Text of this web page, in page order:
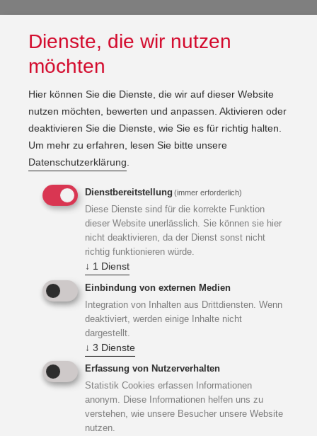
Dienste, die wir nutzen
möchten
Hier können Sie die Dienste, die wir auf dieser Website
nutzen möchten, bewerten und anpassen. Aktivieren oder
deaktivieren Sie die Dienste, wie Sie es für richtig halten.
Um mehr zu erfahren, lesen Sie bitte unsere
Datenschutzerklärung
Dienstbereitstellung(immer erforderlich)
Diese Dienste sind für die korrekte Funktion
dieser Website unerlässlich. Sie können sie hier
nicht deaktivieren, da der Dienst sonst nicht
richtig funktionieren würde.
↓ 1 Dienst
Einbindung von externen Medien
Integration von Inhalten aus Drittdiensten. Wenn
deaktiviert, werden einige Inhalte nicht
dargestellt.
↓ 3 Dienste
Erfassung von Nutzerverhalten
Statistik Cookies erfassen Informationen
anonym. Diese Informationen helfen uns zu
verstehen, wie unsere Besucher unsere Website
nutzen.